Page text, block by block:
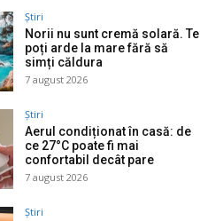
Știri
Norii nu sunt cremă solară. Te
poți arde la mare fără să
simți căldura
7 august 2026
Știri
Aerul condiționat în casă: de
ce 27°C poate fi mai
confortabil decât pare
7 august 2026
Știri